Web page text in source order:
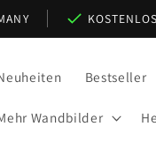
Bestseller
Wandbilder